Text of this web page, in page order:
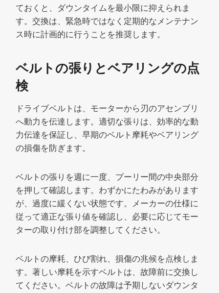
ておくと、ダウンタイムを最小限に抑えられま
す。交換は、緊急時ではなく定期的なメンテナン
ス時に計画的に行うことを推奨します。
ベルトの張りとベアリングの点
検
ドライブベルトは、モーターから刃のアセンブリ
へ動力を伝達します。適切な張りは、効率的な動
力伝達を保証し、早期のベルト摩耗やベアリング
の損傷を防ぎます。
ベルトの張りを週に一度、プーリー間の中央部分
を押して確認します。わずかにたわみがあります
が、過度に緩くない状態です。メーカーの仕様に
従って適正な張り値を確認し、必要に応じてモー
ターの取り付け部を調整してください。
ベルトの摩耗、ひび割れ、損傷の兆候を点検しま
す。著しい摩耗を示すベルトは、故障前に交換し
てください。ベルトの故障は予期しないダウンタ